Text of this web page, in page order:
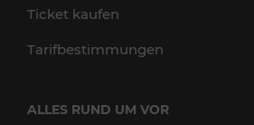
Ticket kaufen
Tarifbestimmungen
ALLES RUND UM VOR